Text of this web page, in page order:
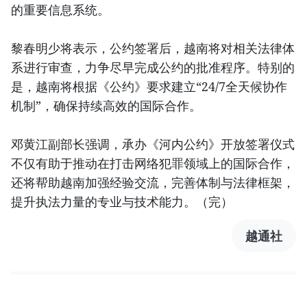
的重要信息系统。
黎春明少将表示，公约签署后，越南将对相关法律体
系进行审查，力争尽早完成公约的批准程序。特别的
是，越南将根据《公约》要求建立“24/7全天候协作
机制”，确保持续高效的国际合作。
邓黄江副部长强调，承办《河内公约》开放签署仪式
不仅有助于推动在打击网络犯罪领域上的国际合作，
还将帮助越南加强经验交流，完善体制与法律框架，
提升执法力量的专业与技术能力。（完）
越通社